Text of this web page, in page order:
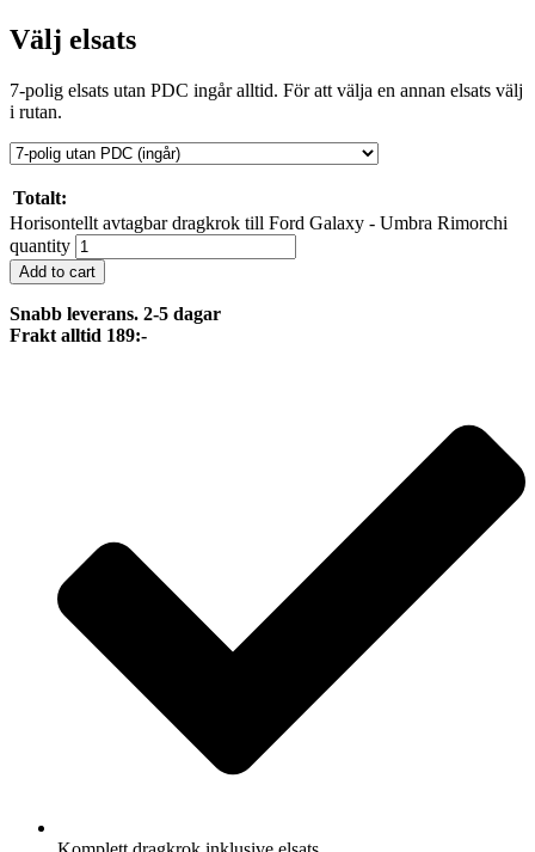
Välj elsats
7-polig elsats utan PDC ingår alltid. För att välja en annan elsats välj
i rutan.
Totalt:
Horisontellt avtagbar dragkrok till Ford Galaxy - Umbra Rimorchi
quantity
Add to cart
Snabb leverans. 2-5 dagar
Frakt alltid 189:-